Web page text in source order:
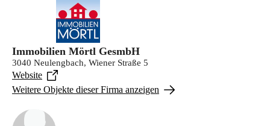
Immobilien Mörtl GesmbH
3040 Neulengbach, Wiener Straße 5
Website
Weitere Objekte dieser Firma anzeigen